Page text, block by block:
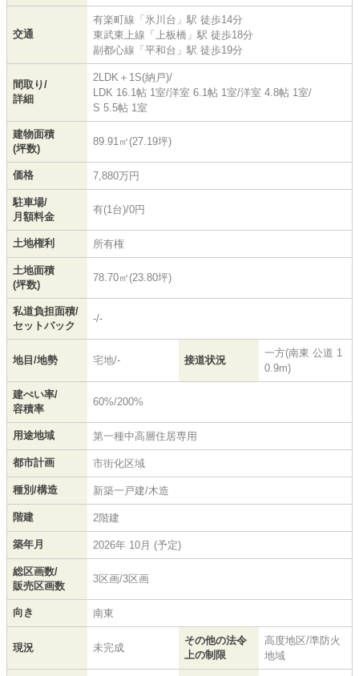
交通
有楽町線 「 氷川台 」駅 徒歩14分
東武東上線 「 上板橋 」駅 徒歩18分
副都心線 「 平和台 」駅 徒歩19分
間取り/
詳細
2LDK＋1S(納戸)/
LDK 16.1帖 1室/洋室 6.1帖 1室/洋室 4.8帖 1室/
S 5.5帖 1室
建物面積
(坪数)
89.91㎡(27.19坪)
価格 7,880万円
駐車場/
月額料金
有(1台)/0円
土地権利 所有権
土地面積
(坪数)
78.70㎡(23.80坪)
私道負担面積/
セットバック
-/-
地目/地勢 宅地/- 接道状況
一方(南東 公道 1
0.9m)
建ぺい率/
容積率
60%/200%
用途地域 第一種中高層住居専用
都市計画 市街化区域
種別/構造 新築一戸建/木造
階建 2階建
築年月 2026年 10月 (予定)
総区画数/
販売区画数
3区画/3区画
向き 南東
現況 未完成
その他の法令
上の制限
高度地区/準防火
地域